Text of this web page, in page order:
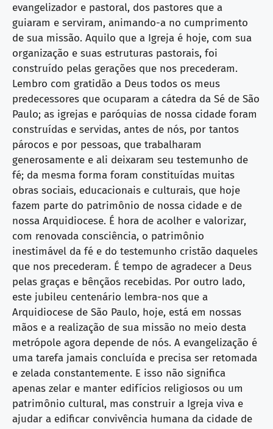
evangelizador e pastoral, dos pastores que a
guiaram e serviram, animando-a no cumprimento
de sua missão. Aquilo que a Igreja é hoje, com sua
organização e suas estruturas pastorais, foi
construído pelas gerações que nos precederam.
Lembro com gratidão a Deus todos os meus
predecessores que ocuparam a cátedra da Sé de São
Paulo; as igrejas e paróquias de nossa cidade foram
construídas e servidas, antes de nós, por tantos
párocos e por pessoas, que trabalharam
generosamente e ali deixaram seu testemunho de
fé; da mesma forma foram constituídas muitas
obras sociais, educacionais e culturais, que hoje
fazem parte do patrimônio de nossa cidade e de
nossa Arquidiocese. É hora de acolher e valorizar,
com renovada consciência, o patrimônio
inestimável da fé e do testemunho cristão daqueles
que nos precederam. É tempo de agradecer a Deus
pelas graças e bênçãos recebidas. Por outro lado,
este jubileu centenário lembra-nos que a
Arquidiocese de São Paulo, hoje, está em nossas
mãos e a realização de sua missão no meio desta
metrópole agora depende de nós. A evangelização é
uma tarefa jamais concluída e precisa ser retomada
e zelada constantemente. E isso não significa
apenas zelar e manter edifícios religiosos ou um
patrimônio cultural, mas construir a Igreja viva e
ajudar a edificar convivência humana da cidade de